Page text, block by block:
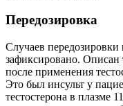
Передозировка
Случаев
зафиксировано. Описан
после применения
Это был инсульт у
тестостерона в плазме